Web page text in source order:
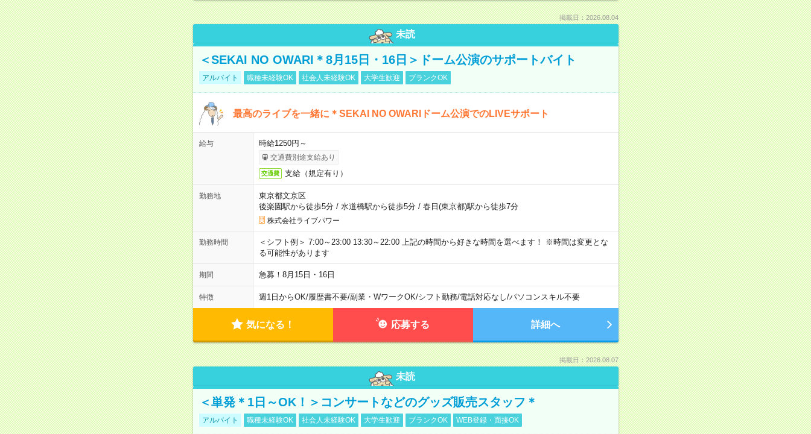
掲載日：2026.08.04
未読
＜SEKAI NO OWARI＊8月15日・16日＞ドーム公演のサポートバイト
アルバイト 職種未経験OK 社会人未経験OK 大学生歓迎 ブランクOK
最高のライブを一緒に＊SEKAI NO OWARIドーム公演でのLIVEサポート
給与 時給1250円～
交通費別途支給あり
交通費 支給（規定有り）
勤務地
東京都文京区
後楽園駅から徒歩5分/ 水道橋駅から徒歩5分/ 春日(東京都)駅から徒歩7分
株式会社ライブパワー
勤務時間
＜シフト例＞ 7:00～23:00 13:30～22:00 上記の時間から好きな時間を選べます！ ※時間は変更とな
る可能性があります
期間 急募！8月15日・16日
特徴 週1日からOK/履歴書不要/副業・WワークOK/シフト勤務/電話対応なし/パソコンスキル不要
気になる！ 応募する 詳細へ
掲載日：2026.08.07
未読
＜単発＊1日～OK！＞コンサートなどのグッズ販売スタッフ＊
アルバイト 職種未経験OK 社会人未経験OK 大学生歓迎 ブランクOK WEB登録・面接OK